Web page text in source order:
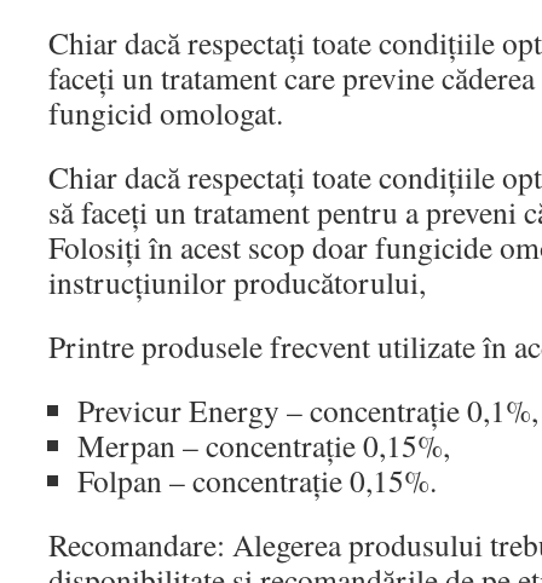
Chiar dacă respectați toate condițiile
faceți un tratament care previne
fungicid omologat.
Chiar dacă respectați toate condițiile
să faceți un tratament pentru a preveni
Folosiți în acest scop doar fungicide
instrucțiunilor producătorului,
Printre produsele frecvent utilizate în
Previcur Energy – concentrație 0,1%,
Merpan – concentrație 0,15%,
Folpan – concentrație 0,15%.
Recomandare: Alegerea produsului